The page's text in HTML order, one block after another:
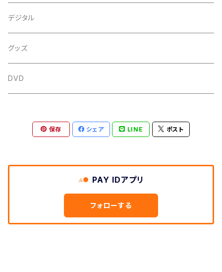
デジタル
グッズ
DVD
保存 シェア LINE ポスト
PAY IDアプリ
フォローする